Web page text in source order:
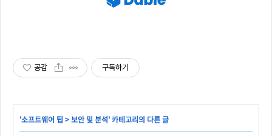
공감 구독하기
'소프트웨어 팁 >보안 및 분석' 카테고리의 다른 글